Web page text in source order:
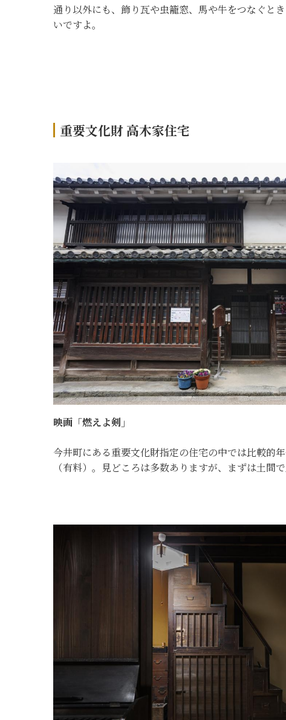
通り以外にも、飾り瓦や虫籠窓、馬や牛をつなぐと
いですよ。
重要文化財 高木家住宅
映画「燃えよ剣」
今井町にある重要文化財指定の住宅の中では比較的
（有料）。見どころは多数ありますが、まずは土間